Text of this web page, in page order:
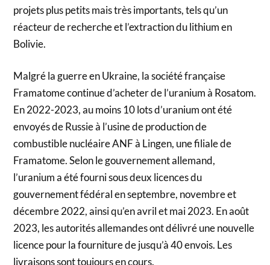
projets plus petits mais très importants, tels qu’un
réacteur de recherche et l’extraction du lithium en
Bolivie.
Malgré la guerre en Ukraine, la société française
Framatome continue d’acheter de l’uranium à Rosatom.
En 2022-2023, au moins 10 lots d’uranium ont été
envoyés de Russie à l’usine de production de
combustible nucléaire ANF à Lingen, une filiale de
Framatome. Selon le gouvernement allemand,
l’uranium a été fourni sous deux licences du
gouvernement fédéral en septembre, novembre et
décembre 2022, ainsi qu’en avril et mai 2023. En août
2023, les autorités allemandes ont délivré une nouvelle
licence pour la fourniture de jusqu’à 40 envois. Les
livraisons sont toujours en cours.